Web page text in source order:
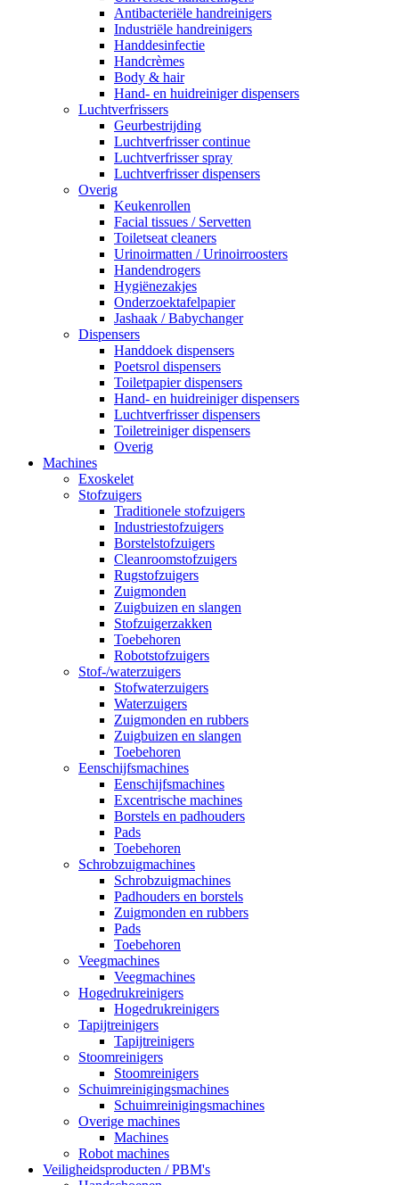
Antibacteriële handreinigers
Industriële handreinigers
Handdesinfectie
Handcrèmes
Body & hair
Hand- en huidreiniger dispensers
Luchtverfrissers
Geurbestrijding
Luchtverfrisser continue
Luchtverfrisser spray
Luchtverfrisser dispensers
Overig
Keukenrollen
Facial tissues / Servetten
Toiletseat cleaners
Urinoirmatten / Urinoirroosters
Handendrogers
Hygiënezakjes
Onderzoektafelpapier
Jashaak / Babychanger
Dispensers
Handdoek dispensers
Poetsrol dispensers
Toiletpapier dispensers
Hand- en huidreiniger dispensers
Luchtverfrisser dispensers
Toiletreiniger dispensers
Overig
Machines
Exoskelet
Stofzuigers
Traditionele stofzuigers
Industriestofzuigers
Borstelstofzuigers
Cleanroomstofzuigers
Rugstofzuigers
Zuigmonden
Zuigbuizen en slangen
Stofzuigerzakken
Toebehoren
Robotstofzuigers
Stof-/waterzuigers
Stofwaterzuigers
Waterzuigers
Zuigmonden en rubbers
Zuigbuizen en slangen
Toebehoren
Eenschijfsmachines
Eenschijfsmachines
Excentrische machines
Borstels en padhouders
Pads
Toebehoren
Schrobzuigmachines
Schrobzuigmachines
Padhouders en borstels
Zuigmonden en rubbers
Pads
Toebehoren
Veegmachines
Veegmachines
Hogedrukreinigers
Hogedrukreinigers
Tapijtreinigers
Tapijtreinigers
Stoomreinigers
Stoomreinigers
Schuimreinigingsmachines
Schuimreinigingsmachines
Overige machines
Machines
Robot machines
Veiligheidsproducten / PBM's